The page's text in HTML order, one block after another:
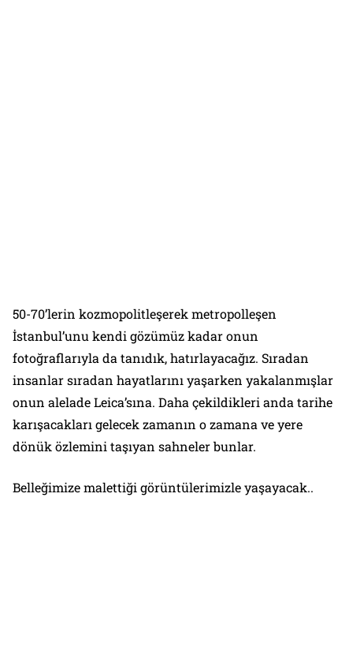
50-70’lerin kozmopolitleşerek metropolleşen
İstanbul’unu kendi gözümüz kadar onun
fotoğraflarıyla da tanıdık, hatırlayacağız. Sıradan
insanlar sıradan hayatlarını yaşarken yakalanmışlar
onun aleladeLeica’sına. Daha çekildikleri anda tarihe
karışacakları gelecek zamanın o zamana ve yere
dönük özlemini taşıyan sahneler bunlar.
Belleğimize malettiği görüntülerimizle yaşayacak..